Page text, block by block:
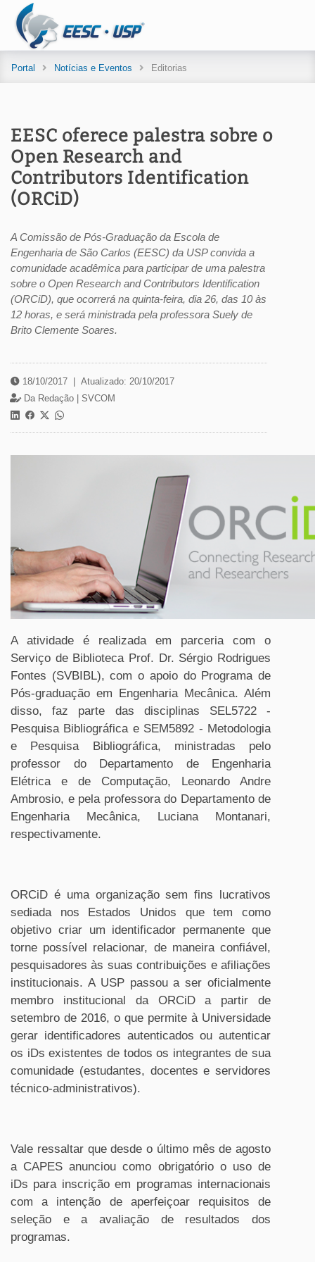
Portal Notícias e Eventos Editorias
EESC oferece palestra sobre o
Open Research and
Contributors Identification
(ORCiD)
A Comissão de Pós-Graduação da Escola de
Engenharia de São Carlos (EESC) da USP convida a
comunidade acadêmica para participar de uma palestra
sobre o Open Research and Contributors Identification
(ORCiD), que ocorrerá na quinta-feira, dia 26, das 10 às
12 horas, e será ministrada pela professora Suely de
Brito Clemente Soares.
18/10/2017
Atualizado: 20/10/2017
Da Redação | SVCOM
A atividade é realizada em parceria com o
Serviço de Biblioteca Prof. Dr. Sérgio Rodrigues
Fontes (SVBIBL), com o apoio do Programa de
Pós-graduação em Engenharia Mecânica. Além
disso, faz parte das disciplinas SEL5722 -
Pesquisa Bibliográfica e SEM5892 - Metodologia
e Pesquisa Bibliográfica, ministradas pelo
professor do Departamento de Engenharia
Elétrica e de Computação, Leonardo Andre
Ambrosio, e pela professora do Departamento de
Engenharia Mecânica, Luciana Montanari,
respectivamente.
ORCiD é uma organização sem fins lucrativos
sediada nos Estados Unidos que tem como
objetivo criar um identificador permanente que
torne possível relacionar, de maneira confiável,
pesquisadores às suas contribuições e afiliações
institucionais. A USP passou a ser oficialmente
membro institucional da ORCiD a partir de
setembro de 2016, o que permite à Universidade
gerar identificadores autenticados ou autenticar
os iDs existentes de todos os integrantes de sua
comunidade (estudantes, docentes e servidores
técnico-administrativos).
Vale ressaltar que desde o último mês de agosto
a CAPES anunciou como obrigatório o uso de
iDs para inscrição em programas internacionais
com a intenção de aperfeiçoar requisitos de
seleção e a avaliação de resultados dos
programas.